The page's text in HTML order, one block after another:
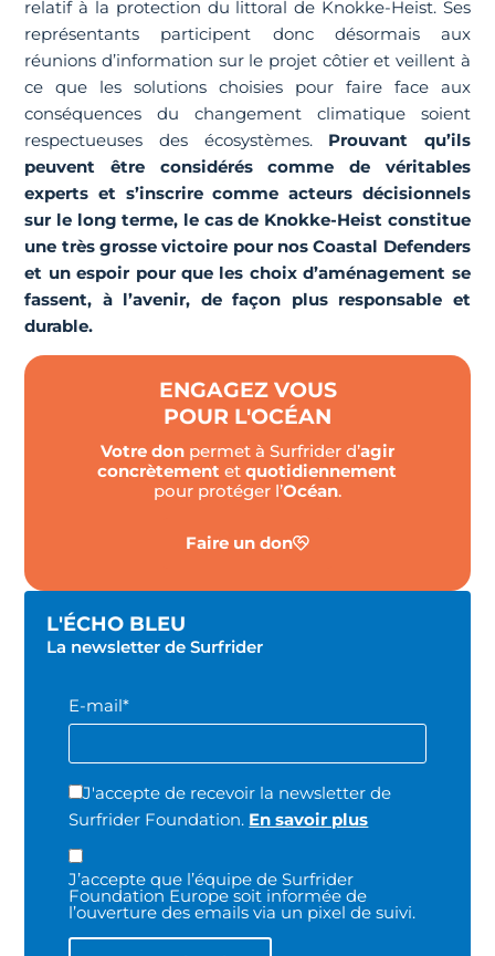
relatif à la protection du littoral de Knokke-Heist. Ses
représentants participent donc désormais aux
réunions d’information sur le projet côtier et veillent à
ce que les solutions choisies pour faire face aux
conséquences du changement climatique soient
respectueuses des écosystèmes. Prouvant qu’ils
peuvent être considérés comme de véritables
experts et s’inscrire comme acteurs décisionnels
sur le long terme, le cas de Knokke-Heist constitue
une très grosse victoire pour nos Coastal Defenders
et un espoir pour que les choix d’aménagement se
fassent, à l’avenir, de façon plus responsable et
durable.
ENGAGEZ VOUS
POUR L'OCÉAN
Votre donpermet à Surfrider d’agir
concrètement etquotidiennement
pour protéger l’Océan.
Faire un don
L'ÉCHO BLEU
La newsletter de Surfrider
E-mail*
J'accepte de recevoir la newsletter de
Surfrider Foundation. En savoir plus
J’accepte que l’équipe de Surfrider
Foundation Europe soit informée de
l’ouverture des emails via un pixel de suivi.